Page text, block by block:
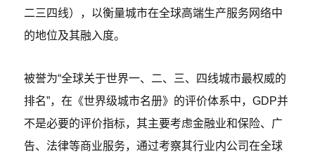
二三四线），以衡量城市在全球高端生产服务网络中
的地位及其融入度。
被誉为“全球关于世界一、二、三、四线城市最权威的
排名”，在《世界级城市名册》的评价体系中，GDP并
不是必要的评价指标，其主要考虑金融业和保险、广
告、法律等商业服务，通过考察其行业内公司在全球